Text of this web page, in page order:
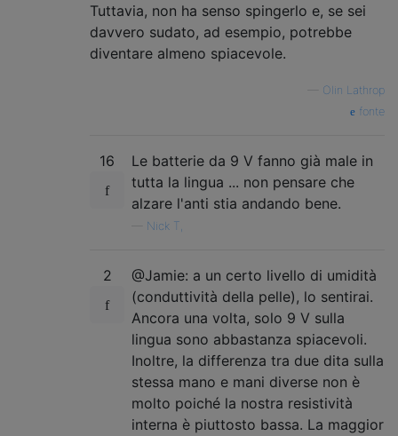
Tuttavia, non ha senso spingerlo e, se sei
davvero sudato, ad esempio, potrebbe
diventare almeno spiacevole.
Olin Lathrop
fonte
16
Le batterie da 9 V fanno già male in
tutta la lingua ... non pensare che
alzare l'anti stia andando bene.
Nick T,
2
@Jamie: a un certo livello di umidità
(conduttività della pelle), lo sentirai.
Ancora una volta, solo 9 V sulla
lingua sono abbastanza spiacevoli.
Inoltre, la differenza tra due dita sulla
stessa mano e mani diverse non è
molto poiché la nostra resistività
interna è piuttosto bassa. La maggior